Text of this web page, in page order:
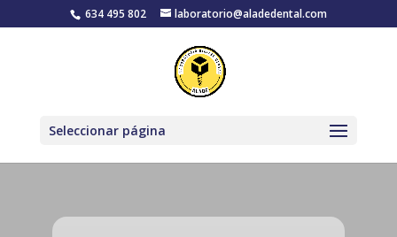
634 495 802 laboratorio@aladedental.com
Seleccionar página